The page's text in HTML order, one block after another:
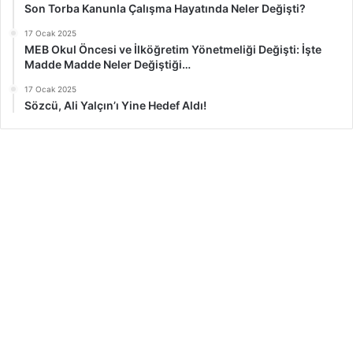
Son Torba Kanunla Çalışma Hayatında Neler Değişti?
17 Ocak 2025
MEB Okul Öncesi ve İlköğretim Yönetmeliği Değişti: İşte
Madde Madde Neler Değiştiği…
17 Ocak 2025
Sözcü, Ali Yalçın’ı Yine Hedef Aldı!